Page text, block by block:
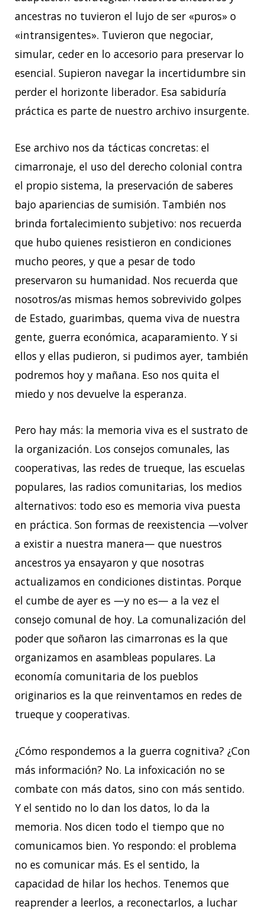
ancestras no tuvieron el lujo de ser «puros» o
«intransigentes». Tuvieron que negociar,
simular, ceder en lo accesorio para preservar lo
esencial. Supieron navegar la incertidumbre sin
perder el horizonte liberador. Esa sabiduría
práctica es parte de nuestro archivo insurgente.
Ese archivo nos da tácticas concretas: el
cimarronaje, el uso del derecho colonial contra
el propio sistema, la preservación de saberes
bajo apariencias de sumisión. También nos
brinda fortalecimiento subjetivo: nos recuerda
que hubo quienes resistieron en condiciones
mucho peores, y que a pesar de todo
preservaron su humanidad. Nos recuerda que
nosotros/as mismas hemos sobrevivido golpes
de Estado, guarimbas, quema viva de nuestra
gente, guerra económica, acaparamiento. Y si
ellos y ellas pudieron, si pudimos ayer, también
podremos hoy y mañana. Eso nos quita el
miedo y nos devuelve la esperanza.
Pero hay más: la memoria viva es el sustrato de
la organización. Los consejos comunales, las
cooperativas, las redes de trueque, las escuelas
populares, las radios comunitarias, los medios
alternativos: todo eso es memoria viva puesta
en práctica. Son formas de reexistencia —volver
a existir a nuestra manera— que nuestros
ancestros ya ensayaron y que nosotras
actualizamos en condiciones distintas. Porque
el cumbe de ayer es —y no es— a la vez el
consejo comunal de hoy. La comunalización del
poder que soñaron las cimarronas es la que
organizamos en asambleas populares. La
economía comunitaria de los pueblos
originarios es la que reinventamos en redes de
trueque y cooperativas.
¿Cómo respondemos a la guerra cognitiva? ¿Con
más información? No. La infoxicación no se
combate con más datos, sino con más sentido.
Y el sentido no lo dan los datos, lo da la
memoria. Nos dicen todo el tiempo que no
comunicamos bien. Yo respondo: el problema
no es comunicar más. Es el sentido, la
capacidad de hilar los hechos. Tenemos que
reaprender a leerlos, a reconectarlos, a luchar